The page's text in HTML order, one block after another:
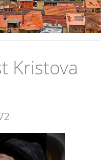
Kristova